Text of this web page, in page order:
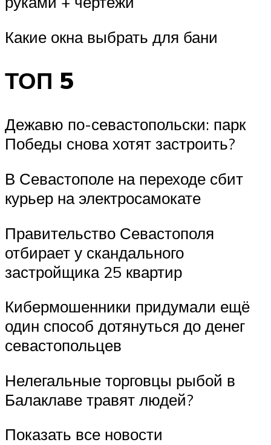
Какие окна выбрать для бани
ТОП 5
Дежавю по-севастопольски: парк
Победы снова хотят застроить?
В Севастополе на переходе сбит
курьер на электросамокате
Правительство Севастополя
отбирает у скандального
застройщика 25 квартир
Кибермошенники придумали ещё
один способ дотянуться до денег
севастопольцев
Нелегальные торговцы рыбой в
Балаклаве травят людей?
Показать все новости